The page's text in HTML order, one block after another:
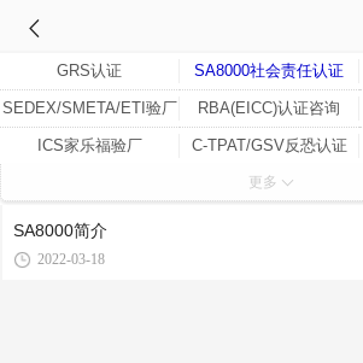
GRS认证 SA8000社会责任认证
SEDEX/SMETA/ETI验厂 RBA(EICC)认证咨询
ICS家乐福验厂 C-TPAT/GSV反恐认证
迪斯尼验厂
ETI道德贸易联盟
Wal-mart沃尔玛验厂
更多
SA8000简介
2022-03-18